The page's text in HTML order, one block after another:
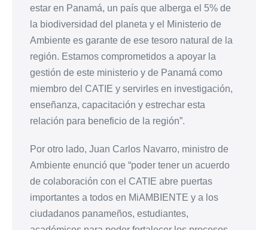
estar en Panamá, un país que alberga el 5% de
la biodiversidad del planeta y el Ministerio de
Ambiente es garante de ese tesoro natural de la
región. Estamos comprometidos a apoyar la
gestión de este ministerio y de Panamá como
miembro del CATIE y servirles en investigación,
enseñanza, capacitación y estrechar esta
relación para beneficio de la región”.
Por otro lado, Juan Carlos Navarro, ministro de
Ambiente enunció que “poder tener un acuerdo
de colaboración con el CATIE abre puertas
importantes a todos en MiAMBIENTE y a los
ciudadanos panameños, estudiantes,